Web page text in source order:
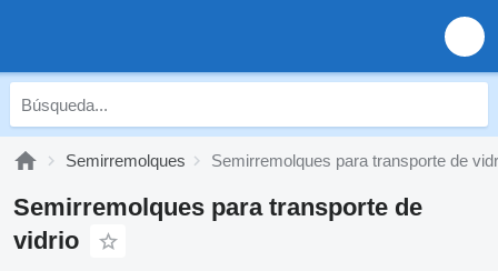
Semirremolques Semirremolques para transporte de
Semirremolques para transporte de
vidrio